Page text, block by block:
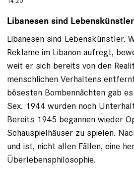
Libanesen sind Lebenskünstler
Libanesen sind Lebenskünstler.
Reklame im Libanon aufregt,
weit er sich bereits von den
menschlichen Verhaltens
bösesten Bombennächten gab
Sex. 1944 wurden noch
Bereits 1945 begannen wieder
Schauspielhäuser zu spielen.
und ist, nicht allen Fällen, eine
Überlebensphilosophie.